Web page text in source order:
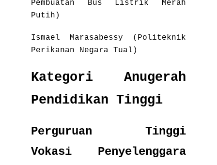
Pembuatan Bus Listrik Merah
Putih)
Ismael Marasabessy (Politeknik
Perikanan Negara Tual)
Kategori Anugerah
Pendidikan Tinggi
Perguruan Tinggi
Vokasi Penyelenggara